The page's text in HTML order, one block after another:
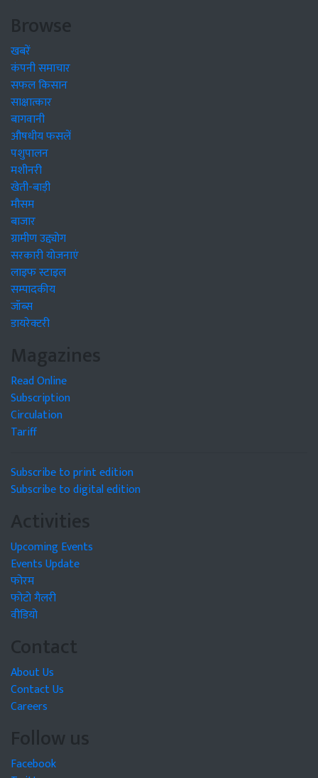
Browse
खबरें
कंपनी समाचार
सफल किसान
साक्षात्कार
बागवानी
औषधीय फसलें
पशुपालन
मशीनरी
खेती-बाड़ी
मौसम
बाजार
ग्रामीण उद्द्योग
सरकारी योजनाएं
लाइफ स्टाइल
सम्पादकीय
जॉब्स
डायरेक्टरी
Magazines
Read Online
Subscription
Circulation
Tariff
Subscribe to print edition
Subscribe to digital edition
Activities
Upcoming Events
Events Update
फोरम
फोटो गैलरी
वीडियो
Contact
About Us
Contact Us
Careers
Follow us
Facebook